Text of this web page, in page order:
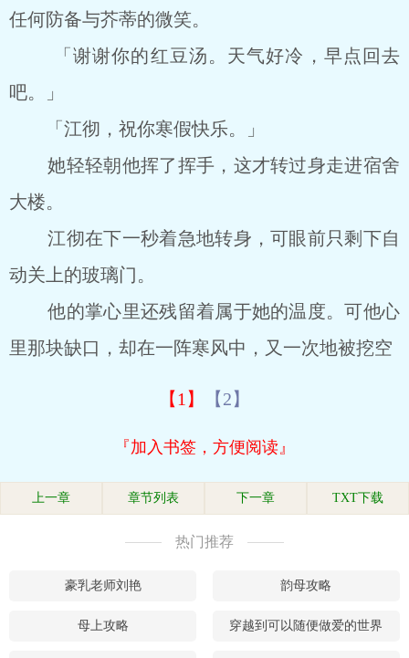
任何防备与芥蒂的微笑。
「谢谢你的红豆汤。天气好冷，早点回去
吧。」
「江彻，祝你寒假快乐。」
她轻轻朝他挥了挥手，这才转过身走进宿舍
大楼。
江彻在下一秒着急地转身，可眼前只剩下自
动关上的玻璃门。
他的掌心里还残留着属于她的温度。可他心
里那块缺口，却在一阵寒风中，又一次地被挖空
【1】 【2】
『加入书签，方便阅读』
上一章 章节列表 下一章 TXT下载
热门推荐
豪乳老师刘艳 韵母攻略
母上攻略 穿越到可以随便做爱的世界